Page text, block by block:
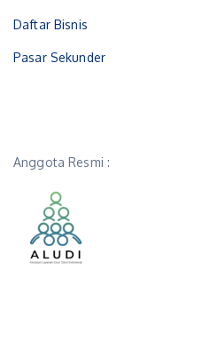
Daftar Bisnis
Pasar Sekunder
Anggota Resmi :